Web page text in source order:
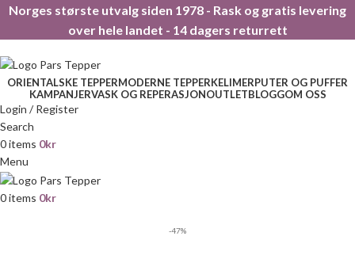
Norges største utvalg siden 1978 - Rask og gratis levering
over hele landet - 14 dagers returrett
ORIENTALSKE TEPPERMODERNE TEPPERKELIMERPUTER OG PUFFER
KAMPANJERVASK OG REPERASJONOUTLETBLOGGOM OSS
Login / Register
Search
0items 0kr
Menu
0items 0kr
-47%